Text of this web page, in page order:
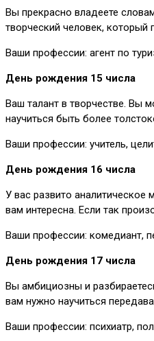
Вы прекрасно владеете
творческий человек, который
Ваши профессии: агент по
День рождения 15 числа
Ваш талант в творчестве. Вы
научиться быть более
Ваши профессии: учитель,
День рождения 16 числа
У вас развито
вам интересна. Если так
Ваши профессии: комедиант,
День рождения 17 числа
Вы амбициозны и
вам нужно научиться
Ваши профессии: психиатр,